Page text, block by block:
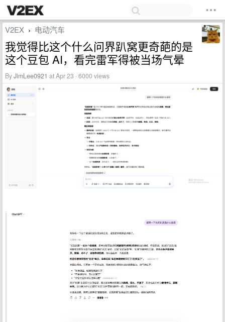
V2EX › 电动汽车
我觉得比这个什么问界趴窝更奇葩的是
这个豆包 AI，看完雷军得被当场气晕
ByJimLee0921 at Apr 23 · 6000 views